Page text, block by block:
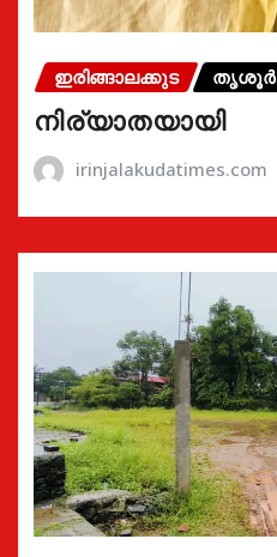
ഇരിങ്ങാലക്കുട തൃശൂർ
നിര്യാതയായി
irinjalakudatimes.com